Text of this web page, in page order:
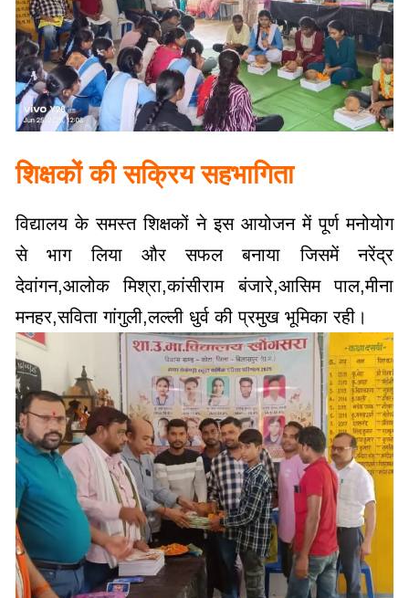
शिक्षकों की सक्रिय सहभागिता
विद्यालय के समस्त शिक्षकों ने इस आयोजन में पूर्ण मनोयोग
से भाग लिया और सफल बनाया जिसमें नरेंद्र
देवांगन,आलोक मिश्रा,कांसीराम बंजारे,आसिम पाल,मीना
मनहर,सविता गांगुली,लल्ली धुर्व की प्रमुख भूमिका रही।